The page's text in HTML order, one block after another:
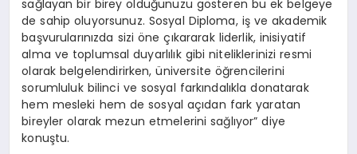
sağlayan bir birey olduğunuzu gösteren bu ek belgeye
de sahip oluyorsunuz. Sosyal Diploma, iş ve akademik
başvurularınızda sizi öne çıkararak liderlik, inisiyatif
alma ve toplumsal duyarlılık gibi niteliklerinizi resmi
olarak belgelendirirken, üniversite öğrencilerini
sorumluluk bilinci ve sosyal farkındalıkla donatarak
hem mesleki hem de sosyal açıdan fark yaratan
bireyler olarak mezun etmelerini sağlıyor” diye
konuştu.